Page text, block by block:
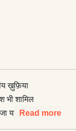
ख़ुफ़िया
भी शामिल
यह हुआRead more